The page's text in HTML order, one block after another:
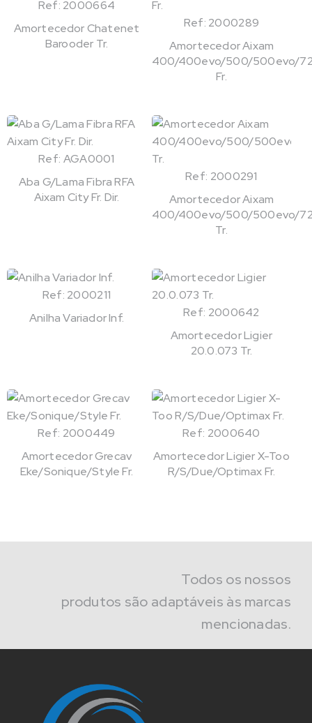
Ref: 2000664
Amortecedor Chatenet
Barooder Tr.
Ref: 2000289
Amortecedor Aixam
400/400evo/500/500evo/
Fr.
Ref: AGA0001
Aba G/Lama Fibra RFA
Aixam City Fr. Dir.
Ref: 2000291
Amortecedor Aixam
400/400evo/500/500evo/
Tr.
Ref: 2000211
Anilha Variador Inf.
Ref: 2000642
Amortecedor Ligier
20.0.073 Tr.
Ref: 2000449
Amortecedor Grecav
Eke/Sonique/Style Fr.
Ref: 2000640
Amortecedor Ligier X-Too
R/S/Due/Optimax Fr.
Todos os nossos
produtos são adaptáveis às marcas
mencionadas.